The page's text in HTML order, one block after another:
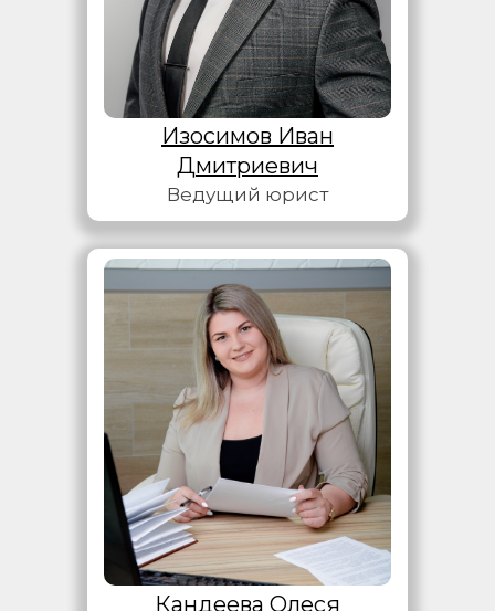
Ведущий юрист
Изосимов Иван
Дмитриевич
Кандеева Олеся